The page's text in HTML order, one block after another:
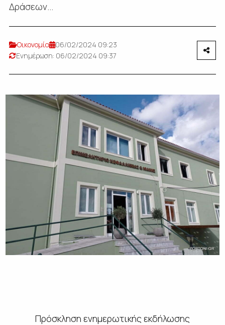
Δράσεων...
Οικονομία
06/02/2024 09:23
Ενημέρωση: 06/02/2024 09:37
Πρόσκληση ενημερωτικής εκδήλωσης